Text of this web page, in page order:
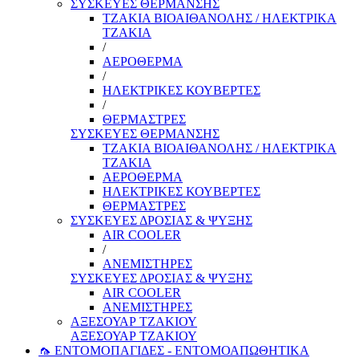
ΣΥΣΚΕΥΕΣ ΘΕΡΜΑΝΣΗΣ
ΤΖΑΚΙΑ ΒΙΟΑΙΘΑΝΟΛΗΣ / ΗΛΕΚΤΡΙΚΑ
ΤΖΑΚΙΑ
/
ΑΕΡΟΘΕΡΜΑ
/
ΗΛΕΚΤΡΙΚΕΣ ΚΟΥΒΕΡΤΕΣ
/
ΘΕΡΜΑΣΤΡΕΣ
ΣΥΣΚΕΥΕΣ ΘΕΡΜΑΝΣΗΣ
ΤΖΑΚΙΑ ΒΙΟΑΙΘΑΝΟΛΗΣ / ΗΛΕΚΤΡΙΚΑ
ΤΖΑΚΙΑ
ΑΕΡΟΘΕΡΜΑ
ΗΛΕΚΤΡΙΚΕΣ ΚΟΥΒΕΡΤΕΣ
ΘΕΡΜΑΣΤΡΕΣ
ΣΥΣΚΕΥΕΣ ΔΡΟΣΙΑΣ & ΨΥΞΗΣ
AIR COOLER
/
ΑΝΕΜΙΣΤΗΡΕΣ
ΣΥΣΚΕΥΕΣ ΔΡΟΣΙΑΣ & ΨΥΞΗΣ
AIR COOLER
ΑΝΕΜΙΣΤΗΡΕΣ
ΑΞΕΣΟΥΑΡ ΤΖΑΚΙΟΥ
ΑΞΕΣΟΥΑΡ ΤΖΑΚΙΟΥ
🦟 ΕΝΤΟΜΟΠΑΓΙΔΕΣ - ΕΝΤΟΜΟΑΠΩΘΗΤΙΚΑ